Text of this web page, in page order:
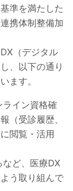
準を満たした
携体制整備加
（デジタル
、以下の通り
ます。
イン資格確
（受診履歴、
閲覧・活用
ど、医療DX
う取り組んで